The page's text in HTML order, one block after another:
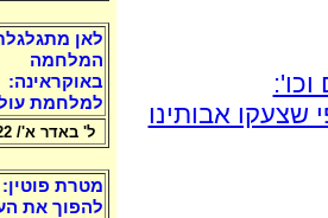
אבותינו
לאן
המלחמה
באוקראינה:
למלחמת
ל' באדר א'/ 3.3.22
מטרת פוטין:
להפוך את